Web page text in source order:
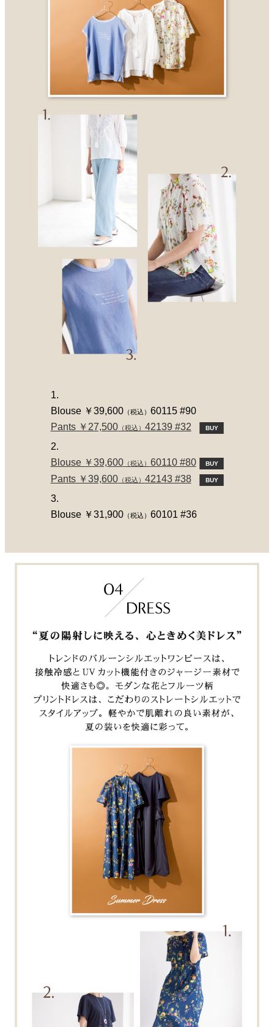
1.
Blouse ￥39,600（税込） 60115 #90
Pants ￥27,500（税込） 42139 #32 BUY
2.
Blouse ￥39,600（税込） 60110 #80 BUY
Pants ￥39,600（税込） 42143 #38 BUY
3.
Blouse ￥31,900（税込） 60101 #36